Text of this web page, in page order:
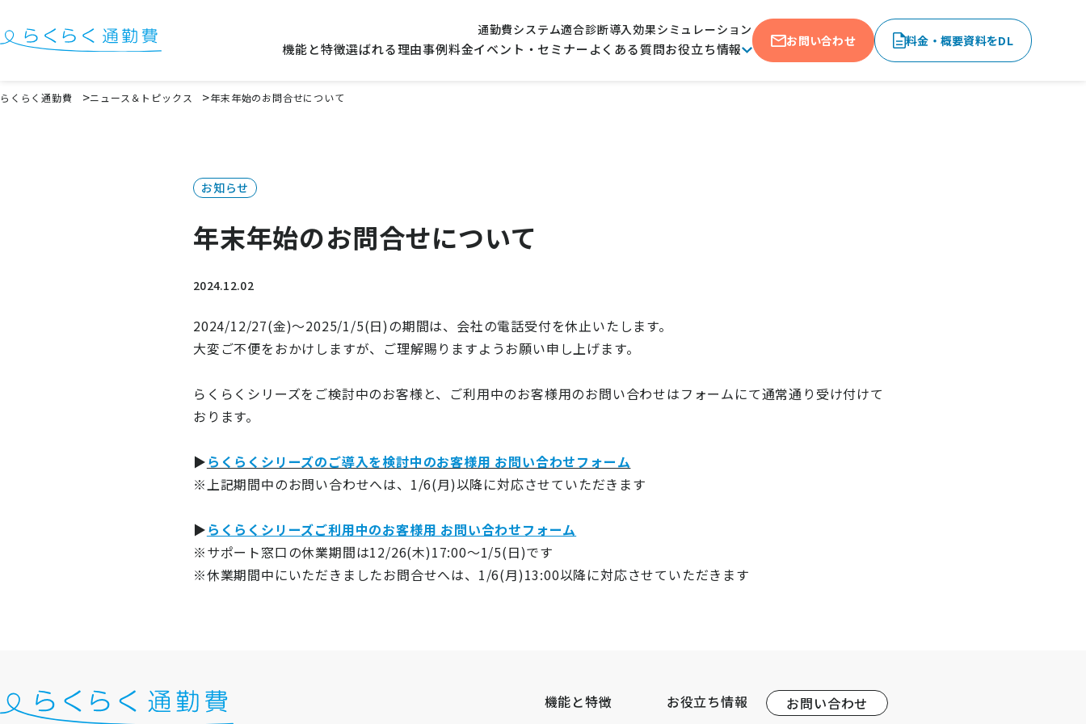
通勤費システム適合診断導入効果シミュレーション
機能と特徴選ばれる理由事例料金イベント・セミナー よくある質問お役立ち情報 お問い合わせ 料金・概要資料をDL
機能と特徴
通勤費システム適合診断
らくらく通勤費 ニュース＆トピックス 年末年始のお問合せについて
お知らせ
年末年始のお問合せについて
2024.12.02
2024/12/27(金)～2025/1/5(日)の期間は、会社の電話受付を休止いたします。
大変ご不便をおかけしますが、ご理解賜りますようお願い申し上げます。
らくらくシリーズをご検討中のお客様と、ご利用中のお客様用のお問い合わせはフォームにて通常通り受け付けて
おります。
▶らくらくシリーズのご導入を検討中のお客様用 お問い合わせフォーム
※上記期間中のお問い合わせへは、1/6(月)以降に対応させていただきます
▶らくらくシリーズご利用中のお客様用 お問い合わせフォーム
※サポート窓口の休業期間は12/26(木)17:00～1/5(日)です
※休業期間中にいただきましたお問合せへは、1/6(月)13:00以降に対応させていただきます
機能と特徴 お役立ち情報 お問い合わせ